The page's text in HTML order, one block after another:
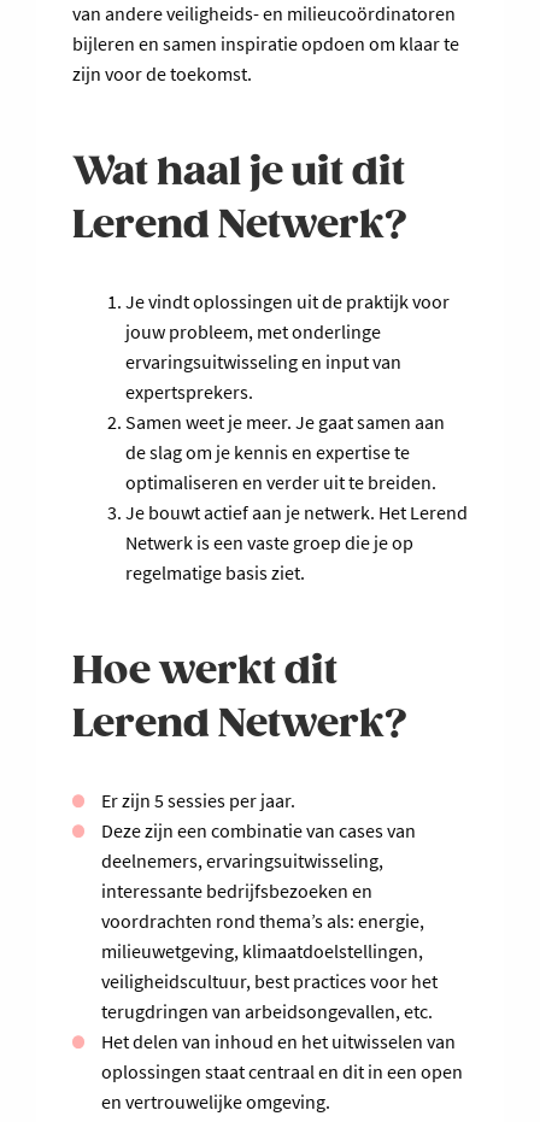
van andere veiligheids- en milieucoördinatoren
bijleren en samen inspiratie opdoen om klaar te
zijn voor de toekomst.
Wat haal je uit dit
Lerend Netwerk?
Je vindt oplossingen uit de praktijk voor
jouw probleem, met onderlinge
ervaringsuitwisseling en input van
expertsprekers.
Samen weet je meer. Je gaat samen aan
de slag om je kennis en expertise te
optimaliseren en verder uit te breiden.
Je bouwt actief aan je netwerk. Het Lerend
Netwerk is een vaste groep die je op
regelmatige basis ziet.
Hoe werkt dit
Lerend Netwerk?
Er zijn 5 sessies per jaar.
Deze zijn een combinatie van cases van
deelnemers, ervaringsuitwisseling,
interessante bedrijfsbezoeken en
voordrachten rond thema’s als: energie,
milieuwetgeving, klimaatdoelstellingen,
veiligheidscultuur, best practices voor het
terugdringen van arbeidsongevallen, etc.
Het delen van inhoud en het uitwisselen van
oplossingen staat centraal en dit in een open
en vertrouwelijke omgeving.